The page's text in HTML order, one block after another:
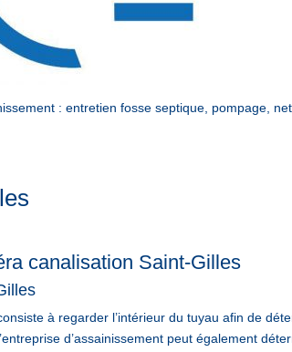
: entretien fosse septique, pompage,
canalisation Saint-Gilles
à regarder l’intérieur du tuyau afin de
d’assainissement peut également